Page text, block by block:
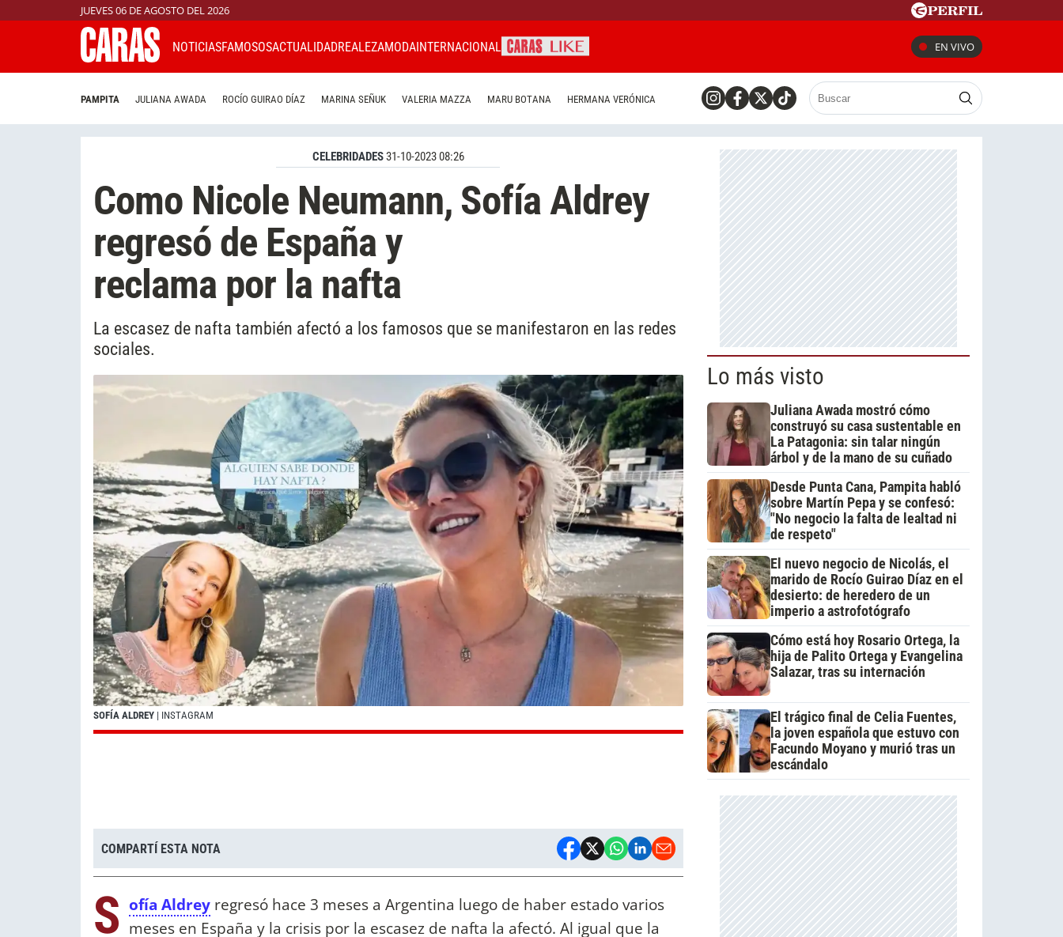
JUEVES 06 DE AGOSTO DEL 2026
NOTICIASFAMOSOSACTUALIDADREALEZAMODAINTERNACIONAL EN VIVO
PAMPITA JULIANA AWADA ROCÍO GUIRAO DÍAZ MARINA SEÑUK VALERIA MAZZA MARU BOTANA HERMANA VERÓNICA
CELEBRIDADES31-10-2023 08:26
Como Nicole Neumann, Sofía Aldrey
regresó de España y
reclama por la nafta
La escasez de nafta también afectó a los famosos que se manifestaron en las redes
sociales.
SOFÍA ALDREY | INSTAGRAM
COMPARTÍ ESTA NOTA
S ofía Aldrey regresó hace 3 meses a Argentina luego de haber estado varios
meses en España y la crisis por la escasez de nafta la afectó. Al igual que la
Lo más visto
Juliana Awada mostró cómo
construyó su casa sustentable en
La Patagonia: sin talar ningún
árbol y de la mano de su cuñado
Desde Punta Cana, Pampita habló
sobre Martín Pepa y se confesó:
"No negocio la falta de lealtad ni
de respeto"
El nuevo negocio de Nicolás, el
marido de Rocío Guirao Díaz en el
desierto: de heredero de un
imperio a astrofotógrafo
Cómo está hoy Rosario Ortega, la
hija de Palito Ortega y Evangelina
Salazar, tras su internación
El trágico final de Celia Fuentes,
la joven española que estuvo con
Facundo Moyano y murió tras un
escándalo